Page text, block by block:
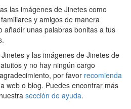
las imágenes de Jinetes como
y amigos de manera
añadir unas palabras bonitas a tus
y las imágenes de Jinetes de
y no hay ningún cargo
por favor recomienda
web o blog. Puedes encontrar más
sección de ayuda.